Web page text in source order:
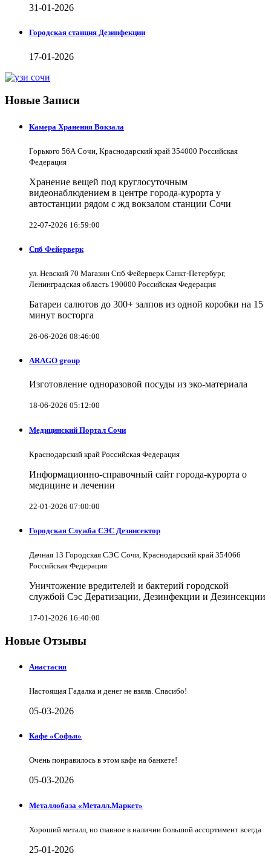
31-01-2026
Городская станция Дезинфекции
17-01-2026
Новые Записи
Камера Хранения Вокзала
Горького 56А Сочи, Краснодарский край 354000 Российская
Федерация
Хранение вещей под круглосуточным
видеонаблюдением в центре города-курорта у
автостанции рядом с жд вокзалом станции Сочи
22-07-2026 16:59:00
Спб Фейерверк
ул. Невский 70 Магазин Спб Фейерверк Санкт-Петербург,
Ленинградская область 190000 Российская Федерация
Батареи салютов до 300+ залпов из одной коробки на 15
минут восторга
26-06-2026 08:46:00
ARAGO group
Изготовление одноразовой посуды из эко-материала
18-06-2026 05:12:00
Медицинский Портал Сочи
Краснодарский край Российская Федерация
Информационно-справочный сайт города-курорта о
медицине и лечении
22-01-2026 07:00:00
Городская Служба СЭС Дезинсектор
Дачная 13 Городская СЭС Сочи, Краснодарский край 354066
Российская Федерация
Уничтожение вредителей и бактерий городской
службой Сэс Дератизации, Дезинфекции и Дезинсекции
17-01-2026 16:40:00
Новые Отзывы
Анастасия
Настоящая Гадалка и денег не взяла. Спасибо!
05-03-2026
Кафе «Софья»
Очень понравилось в этом кафе на банкете!
05-03-2026
Металлобаза «Металл.Маркет»
Хороший металл, но главное в наличии большой ассортимент всегда
25-01-2026